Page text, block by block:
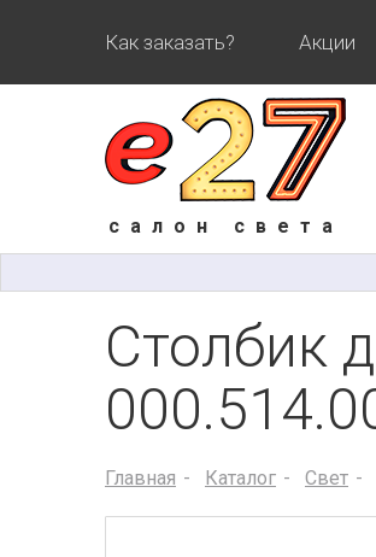
Как заказать? Акции
салон света
Столбик
Главная Каталог Свет